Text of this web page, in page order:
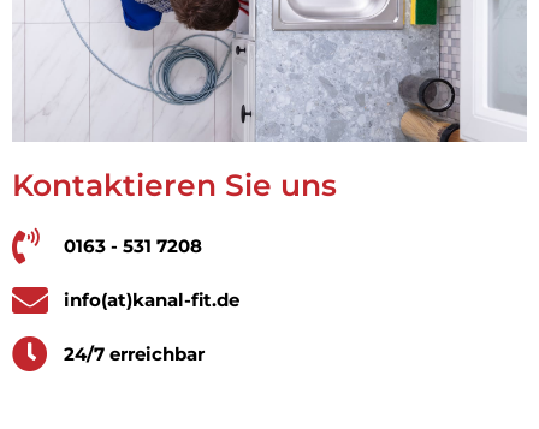
Kontaktieren Sie uns
0163 - 531 7208
info(at)kanal-fit.de
24/7 erreichbar